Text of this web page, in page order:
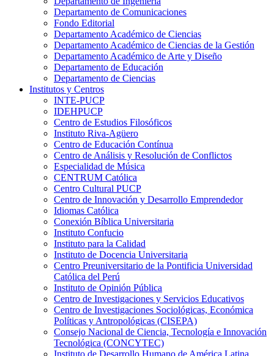
Departamento de Comunicaciones
Fondo Editorial
Departamento Académico de Ciencias
Departamento Académico de Ciencias de la Gestión
Departamento Académico de Arte y Diseño
Departamento de Educación
Departamento de Ciencias
Institutos y Centros
INTE-PUCP
IDEHPUCP
Centro de Estudios Filosóficos
Instituto Riva-Agüero
Centro de Educación Contínua
Centro de Análisis y Resolución de Conflictos
Especialidad de Música
CENTRUM Católica
Centro Cultural PUCP
Centro de Innovación y Desarrollo Emprendedor
Idiomas Católica
Conexión Bíblica Universitaria
Instituto Confucio
Instituto para la Calidad
Instituto de Docencia Universitaria
Centro Preuniversitario de la Pontificia Universidad
Católica del Perú
Instituto de Opinión Pública
Centro de Investigaciones y Servicios Educativos
Centro de Investigaciones Sociológicas, Económica
Políticas y Antropológicas (CISEPA)
Consejo Nacional de Ciencia, Tecnología e Innovación
Tecnológica (CONCYTEC)
Instituto de Desarrollo Humano de América Latina